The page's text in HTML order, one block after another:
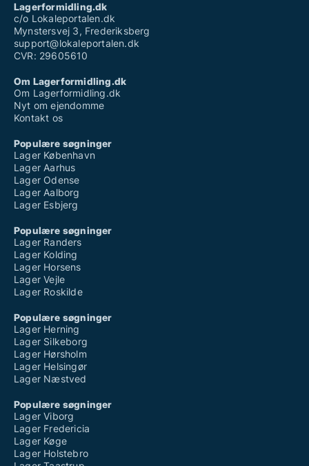
Lagerformidling.dk
c/o Lokaleportalen.dk
Mynstersvej 3, Frederiksberg
support@lokaleportalen.dk
CVR: 29605610
Om Lagerformidling.dk
Om Lagerformidling.dk
Nyt om ejendomme
Kontakt os
Populære søgninger
Lager København
Lager Aarhus
Lager Odense
Lager Aalborg
Lager Esbjerg
Populære søgninger
Lager Randers
Lager Kolding
Lager Horsens
Lager Vejle
Lager Roskilde
Populære søgninger
Lager Herning
Lager Silkeborg
Lager Hørsholm
Lager Helsingør
Lager Næstved
Populære søgninger
Lager Viborg
Lager Fredericia
Lager Køge
Lager Holstebro